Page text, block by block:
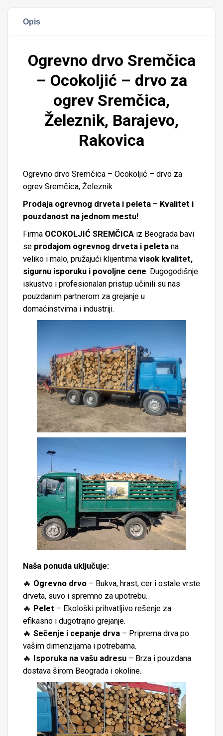
Opis
Ogrevno drvo Sremčica
– Ocokoljić – drvo za
ogrev Sremčica,
Železnik, Barajevo,
Rakovica
Ogrevno drvo Sremčica – Ocokoljić – drvo za
ogrev Sremčica, Železnik
Prodaja ogrevnog drveta i peleta – Kvalitet i
pouzdanost na jednom mestu!
Firma OCOKOLJIĆ SREMČICA iz Beograda bavi
se prodajom ogrevnog drveta i peleta na
veliko i malo, pružajući klijentima visok kvalitet,
sigurnu isporuku i povoljne cene. Dugogodišnje
iskustvo i profesionalan pristup učinili su nas
pouzdanim partnerom za grejanje u
domaćinstvima i industriji.
Naša ponuda uključuje:
🔥 Ogrevno drvo – Bukva, hrast, cer i ostale vrste
drveta, suvo i spremno za upotrebu.
🔥 Pelet – Ekološki prihvatljivo rešenje za
efikasno i dugotrajno grejanje.
🔥 Sečenje i cepanje drva – Priprema drva po
vašim dimenzijama i potrebama.
🔥 Isporuka na vašu adresu – Brza i pouzdana
dostava širom Beograda i okoline.